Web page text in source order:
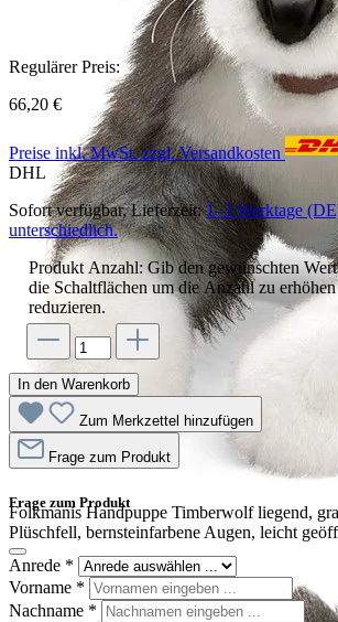
Folkmanis Handpuppe Timberwolf liegend,
Plüschfell, bernsteinfarbene Augen, leicht
Regulärer Preis:
66,20 €
Preise inkl. MwSt. zzgl. Versandkosten
DHL
Sofort verfügbar, Lieferzeit:1–3 Werktage
unterschiedlich.
Produkt Anzahl: Gib den gewünschten
die Schaltflächen um die Anzahl zu
reduzieren.
In den Warenkorb
Zum Merkzettel hinzufügen
Frage zum Produkt
Frage zum Produkt
Anrede *
Vorname *
Nachname *